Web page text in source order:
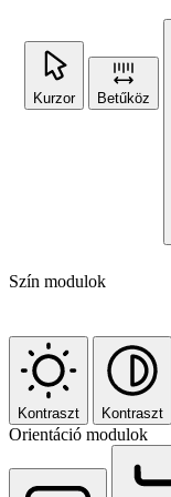
Kurzor Betűköz
Szín modulok
Kontraszt Kontraszt
Orientáció modulok